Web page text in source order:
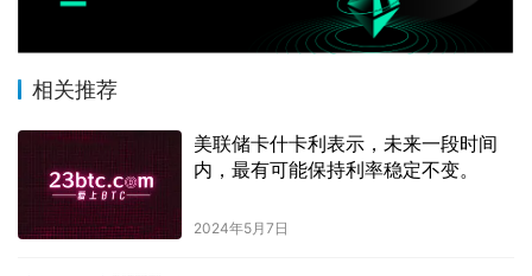
相关推荐
美联储卡什卡利表示，未来一段时间
内，最有可能保持利率稳定不变。
2024年5月7日